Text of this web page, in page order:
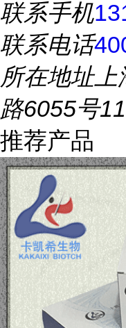
联系手机
联系电话
所在地址上
路6055号
推荐产品